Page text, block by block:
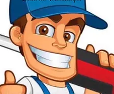
-
INSTALAÇÃO, ASSISTÊNCIA
RUA BARATA RIBEIRO 232
RIO DE JANEIRO
RJ
- COPACABANA -
- FLAMENGO - GÁVEA -
- JARDIM BOTÂNICO -
- LEBLON - LEME -
CONRADO - URCA